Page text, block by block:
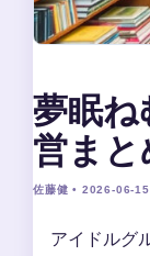
夢眠
営まと
佐藤健 • 2026-06-
アイドルグ